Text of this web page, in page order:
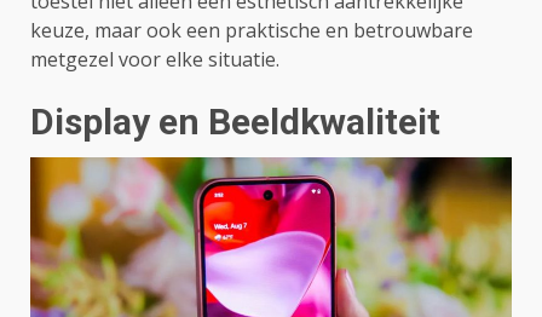
keuze, maar ook een praktische en betrouwbare
metgezel voor elke situatie.
Display en Beeldkwaliteit